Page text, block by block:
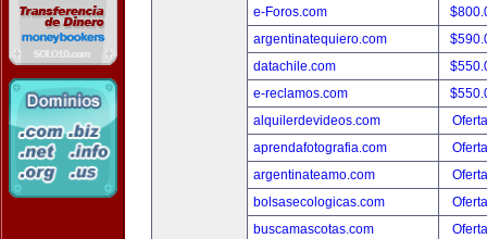
e-Foros.com
argentinatequiero.com
datachile.com
e-reclamos.com
alquilerdevideos.com
aprendafotografia.com
argentinateamo.com
bolsasecologicas.com
buscamascotas.com